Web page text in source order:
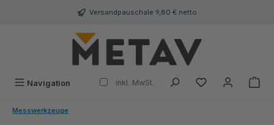
Versandpauschale 9,80 € netto
Navigation inkl. MwSt.
Messwerkzeuge